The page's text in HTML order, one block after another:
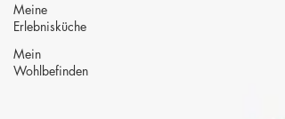
Meine
Erlebnisküche
Mein
Wohlbefinden